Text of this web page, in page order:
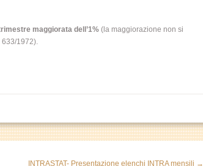
maggiorata dell’1% (la maggiorazione non si
633/1972).
INTRASTAT- Presentazione elenchi INTRA mensili →